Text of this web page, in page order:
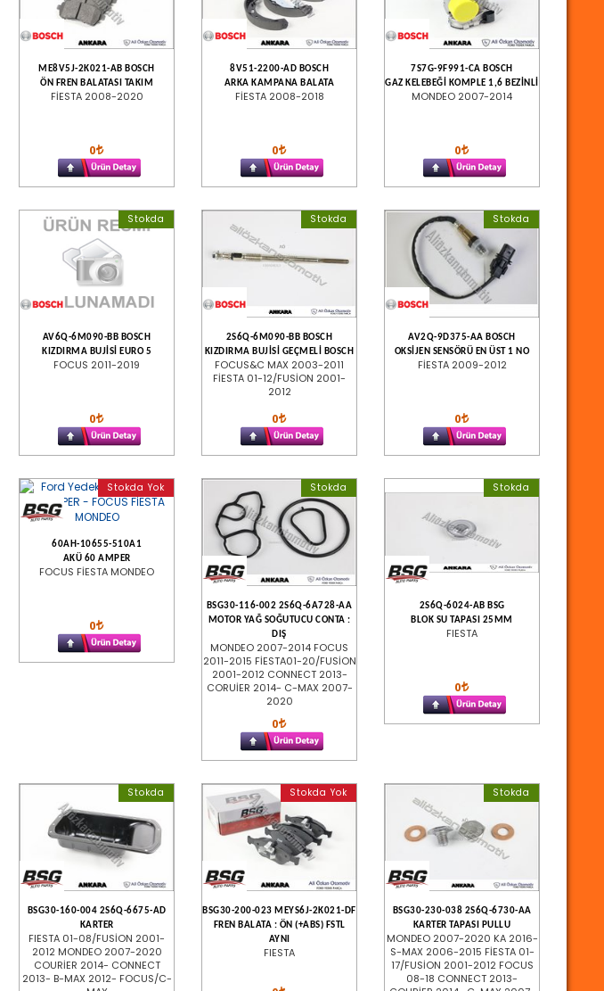
ME8V5J-2K021-AB BOSCH
ÖN FREN BALATASI TAKIM
FİESTA 2008-2020
0
8V51-2200-AD BOSCH
ARKA KAMPANA BALATA
FİESTA 2008-2018
0
7S7G-9F991-CA BOSCH
GAZ KELEBEĞİ KOMPLE 1,6 BEZİNLİ
MONDEO 2007-2014
0
Stokda
AV6Q-6M090-BB BOSCH
KIZDIRMA BUJİSİ EURO 5
FOCUS 2011-2019
0
Stokda
2S6Q-6M090-BB BOSCH
KIZDIRMA BUJİSİ GEÇMELİ BOSCH
FOCUS&C MAX 2003-2011
FİESTA 01-12/FUSİON 2001-
2012
0
Stokda
AV2Q-9D375-AA BOSCH
OKSİJEN SENSÖRÜ EN ÜST 1 NO
FİESTA 2009-2012
0
Stokda Yok
60AH-10655-510A1
AKÜ 60 AMPER
FOCUS FİESTA MONDEO
0
Stokda
BSG30-116-002 2S6Q-6A728-AA
MOTOR YAĞ SOĞUTUCU CONTA :
DIŞ
MONDEO 2007-2014 FOCUS
2011-2015 FİESTA01-20/FUSİON
2001-2012 CONNECT 2013-
CORUİER 2014- C-MAX 2007-
2020
0
Stokda
2S6Q-6024-AB BSG
BLOK SU TAPASI 25MM
FIESTA
0
Stokda
BSG30-160-004 2S6Q-6675-AD
KARTER
FIESTA 01-08/FUSİON 2001-
2012 MONDEO 2007-2020
COURİER 2014- CONNECT
2013- B-MAX 2012- FOCUS/C-
Stokda Yok
BSG30-200-023 MEYS6J-2K021-DF
FREN BALATA : ÖN (+ABS) FSTL
AYNI
FIESTA
Stokda
BSG30-230-038 2S6Q-6730-AA
KARTER TAPASI PULLU
MONDEO 2007-2020 KA 2016-
S-MAX 2006-2015 FİESTA 01-
17/FUSİON 2001-2012 FOCUS
08-18 CONNECT 2013-